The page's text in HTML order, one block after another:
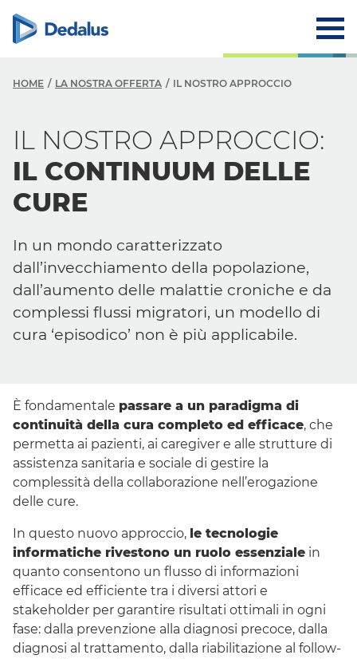
HOME LA NOSTRA OFFERTA IL NOSTRO APPROCCIO
IL NOSTRO APPROCCIO:
IL CONTINUUM DELLE
CURE
In un mondo caratterizzato
dall’invecchiamento della popolazione,
dall’aumento delle malattie croniche e da
complessi flussi migratori, un modello di
cura ‘episodico’ non è più applicabile.
È fondamentale passare a un paradigma di
continuità della cura completo ed efficace, che
permetta ai pazienti, ai caregiver e alle strutture di
assistenza sanitaria e sociale di gestire la
complessità della collaborazione nell’erogazione
delle cure.
In questo nuovo approccio, le tecnologie
informatiche rivestono un ruolo essenziale in
quanto consentono un flusso di informazioni
efficace ed efficiente tra i diversi attori e
stakeholder per garantire risultati ottimali in ogni
fase: dalla prevenzione alla diagnosi precoce, dalla
diagnosi al trattamento, dalla riabilitazione al follow-